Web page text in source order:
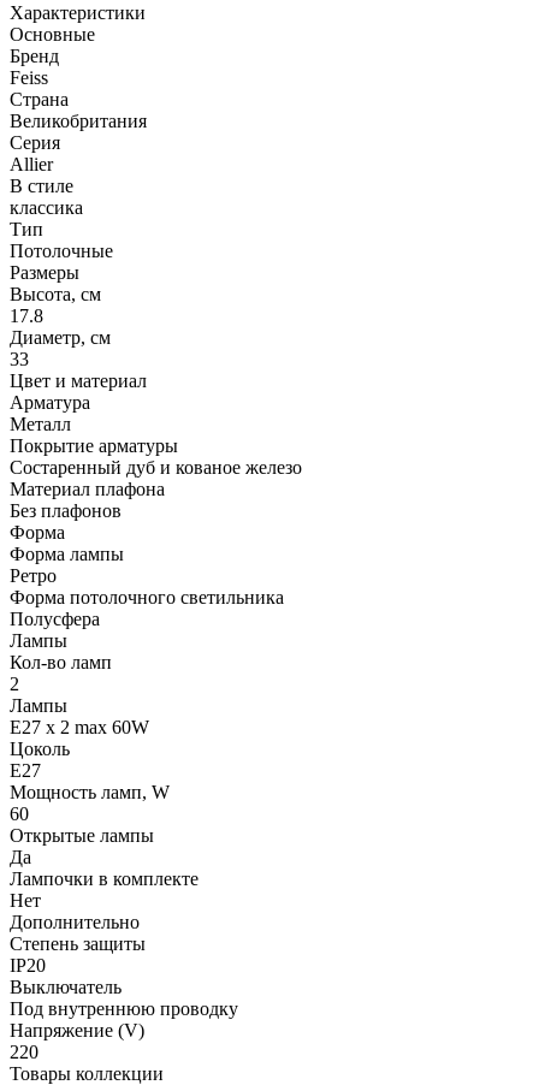
Характеристики
Основные
Бренд
Feiss
Страна
Великобритания
Серия
Allier
В стиле
классика
Тип
Потолочные
Размеры
Высота, см
17.8
Диаметр, см
33
Цвет и материал
Арматура
Металл
Покрытие арматуры
Состаренный дуб и кованое железо
Материал плафона
Без плафонов
Форма
Форма лампы
Ретро
Форма потолочного светильника
Полусфера
Лампы
Кол-во ламп
2
Лампы
E27 x 2 max 60W
Цоколь
E27
Мощность ламп, W
60
Открытые лампы
Да
Лампочки в комплекте
Нет
Дополнительно
Степень защиты
IP20
Выключатель
Под внутреннюю проводку
Напряжение (V)
220
Товары коллекции